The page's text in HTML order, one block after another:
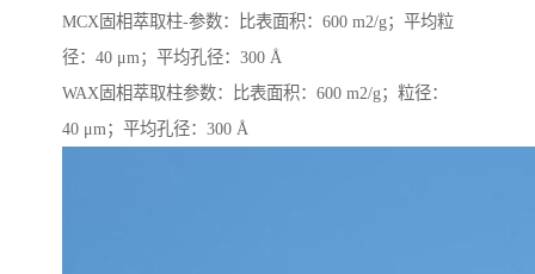
MCX固相萃取柱-参数：比表面积：600 m2/g；平均粒
径：40 μm；平均孔径：300 Å
WAX固相萃取柱参数：比表面积：600 m2/g；粒径：
40 μm；平均孔径：300 Å